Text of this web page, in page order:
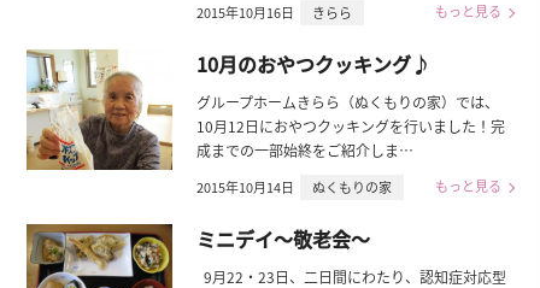
2015年10月16日 きらら もっと見る
10月のおやつクッキング♪
グループホームきらら（ぬくもりの家）では、
10月12日におやつクッキングを行いました！完
成までの一部始終をご紹介しま…
2015年10月14日 ぬくもりの家 もっと見る
ミニデイ～敬老会～
9月22・23日、二日間にわたり、認知症対応型